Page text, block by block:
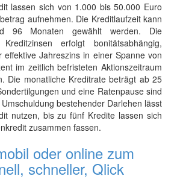
lassen sich von 1.000 bis 50.000 Euro
aufnehmen. Die Kreditlaufzeit kann
96 Monaten gewählt werden. Die
erfolgt bonitätsabhängig,
Jahreszins in einer Spanne von
im zeitlich befristeten Aktionszeitraum
Die monatliche Kreditrate beträgt ab 25
und eine Ratenpause sind
bestehender Darlehen lässt
nutzen, bis zu fünf Kredite lassen sich
zusammen fassen.
oder online zum
schneller, Qlick